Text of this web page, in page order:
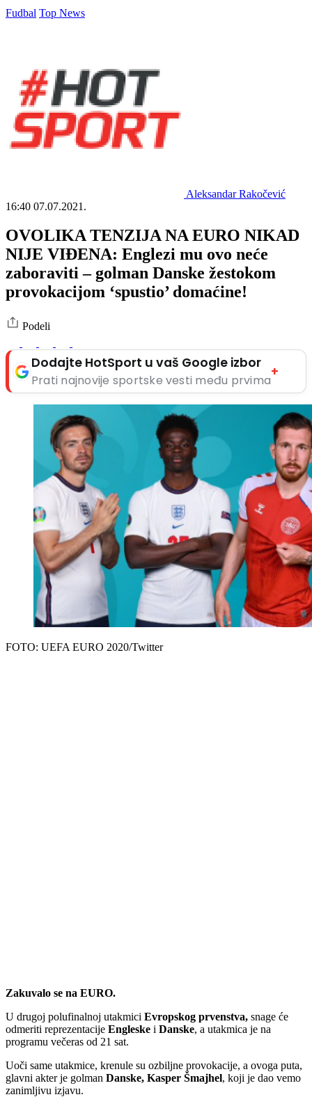
Fudbal Top News
Aleksandar Rakočević
16:40 07.07.2021.
OVOLIKA TENZIJA NA EURO NIKAD
NIJE VIĐENA: Englezi mu ovo neće
zaboraviti – golman Danske žestokom
provokacijom ‘spustio’ domaćine!
Podeli
Dodajte HotSport u vaš Google izbor
Prati najnovije sportske vesti među prvima
+
FOTO: UEFA EURO 2020/Twitter
Zakuvalo se na EURO.
U drugoj polufinalnoj utakmici Evropskog prvenstva, snage će
odmeriti reprezentacije Engleske i Danske, a utakmica je na
programu večeras od 21 sat.
Uoči same utakmice, krenule su ozbiljne provokacije, a ovoga puta,
glavni akter je golman Danske, Kasper Šmajhel, koji je dao vemo
zanimljivu izjavu.